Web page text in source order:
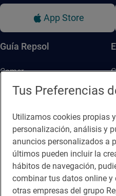
App Store
Guía Repsol
Comer
Viajar
Política de privacidad Política
Tus Preferencias
Utilizamos cookies propias
personalización, análisis y
anuncios personalizados a
últimos pueden incluir la
hábitos de navegación,
combinar tus datos online
otras empresas del grupo